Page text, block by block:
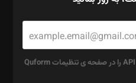
برای استفاده از ریکپچا بایستی کلید API را در صفحه ی تنظیمات Quform